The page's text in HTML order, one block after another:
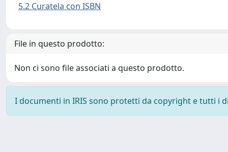
5.2 Curatela con ISBN
File in questo prodotto:
Non ci sono file associati a questo prodotto.
I documenti in IRIS sono protetti da copyright e tutti i